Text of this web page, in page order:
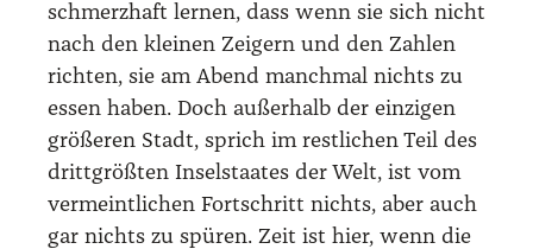
schmerz­haft ler­nen, dass wenn sie sich nicht
nach den klei­nen Zei­gern und den Zah­len
rich­ten, sie am Abend manch­mal nichts zu
essen haben. Doch außer­halb der ein­zi­gen
grö­ße­ren Stadt, sprich im rest­li­chen Teil des
dritt­größ­ten Insel­staa­tes der Welt, ist vom
ver­meint­li­chen Fort­schritt nichts, aber auch
gar nichts zu spü­ren. Zeit ist hier, wenn die